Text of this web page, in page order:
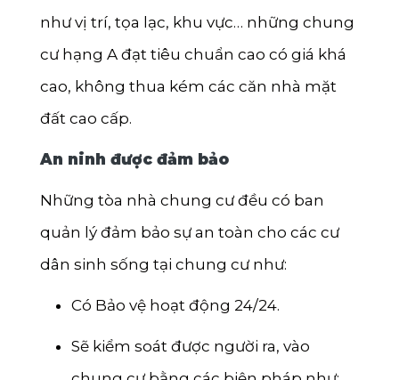
như vị trí, tọa lạc, khu vực… những chung
cư hạng A đạt tiêu chuẩn cao có giá khá
cao, không thua kém các căn nhà mặt
đất cao cấp.
An ninh được đảm bảo
Những tòa nhà chung cư đều có ban
quản lý đảm bảo sự an toàn cho các cư
dân sinh sống tại chung cư như:
Có Bảo vệ hoạt động 24/24.
Sẽ kiểm soát được người ra, vào